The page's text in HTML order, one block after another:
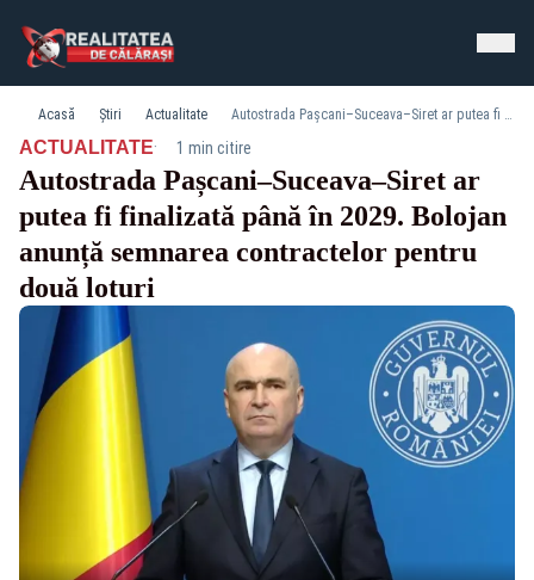
Acasă Știri Actualitate Autostrada Pașcani–Suceava–Siret ar putea fi finalizată până în 2029. Bolojan anunță semnarea contractelor pentru două loturi
ACTUALITATE· 1 min citire
Autostrada Pașcani–Suceava–Siret ar
putea fi finalizată până în 2029. Bolojan
anunță semnarea contractelor pentru
două loturi